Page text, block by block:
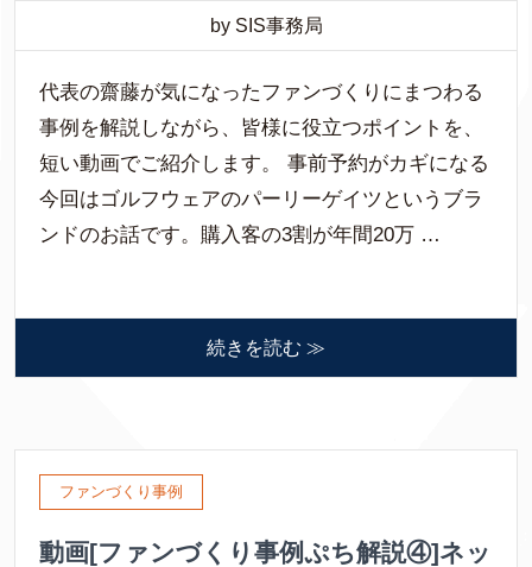
by SIS事務局
代表の齋藤が気になったファンづくりにまつわる
事例を解説しながら、皆様に役立つポイントを、
短い動画でご紹介します。 事前予約がカギになる
今回はゴルフウェアのパーリーゲイツというブラ
ンドのお話です。購入客の3割が年間20万 …
続きを読む ≫
ファンづくり事例
動画[ファンづくり事例ぷち解説④]ネッ